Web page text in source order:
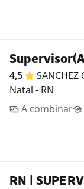
4,5 SANCHEZ
Natal - RN
A combinar
RN |